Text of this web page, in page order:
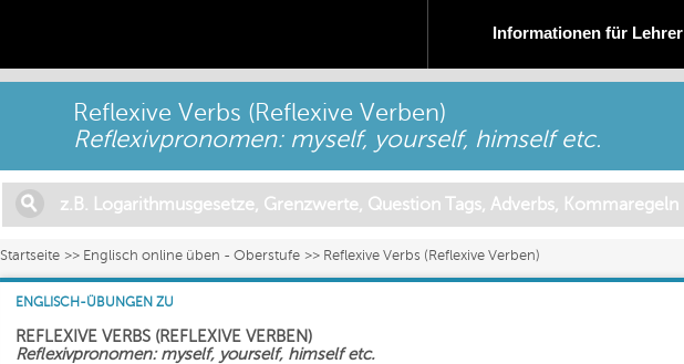
Informationen für Lehrer
Reflexive Verbs (Reflexive Verben)
Reflexivpronomen: myself, yourself, himself etc.
Startseite Englisch online üben - Oberstufe Reflexive Verbs (Reflexive Verben)
ENGLISCH-ÜBUNGEN ZU
REFLEXIVE VERBS (REFLEXIVE VERBEN)
Reflexivpronomen: myself, yourself, himself etc.